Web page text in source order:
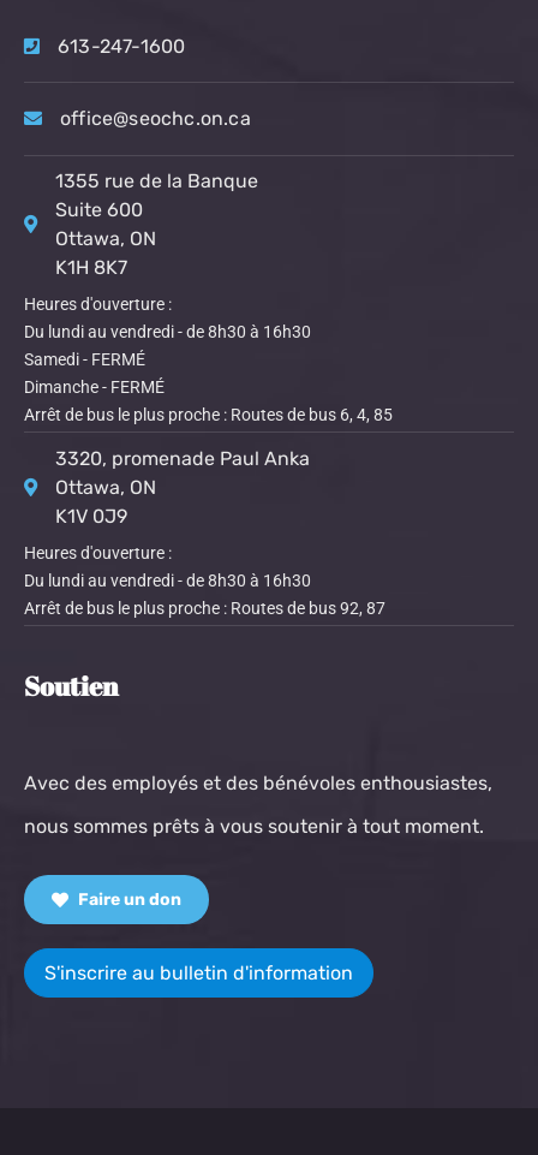
613-247-1600
office@seochc.on.ca
1355 rue de la Banque
Suite 600
Ottawa, ON
K1H 8K7
Heures d'ouverture :
Du lundi au vendredi - de 8h30 à 16h30
Samedi - FERMÉ
Dimanche - FERMÉ
Arrêt de bus le plus proche : Routes de bus 6, 4, 85
3320, promenade Paul Anka
Ottawa, ON
K1V 0J9
Heures d'ouverture :
Du lundi au vendredi - de 8h30 à 16h30
Arrêt de bus le plus proche : Routes de bus 92, 87
Soutien
Avec des employés et des bénévoles enthousiastes,
nous sommes prêts à vous soutenir à tout moment.
Faire un don
S'inscrire au bulletin d'information